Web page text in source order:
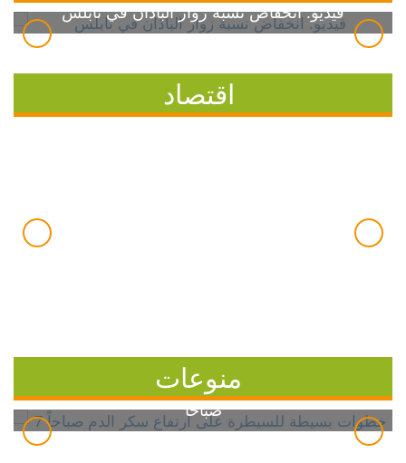
فيديو: انخفاض نسبة زوار الباذان في نابلس
اقتصاد
منوعات
7 خطوات بسيطة للسيطرة على ارتفاع سكر الدم
صباحاً